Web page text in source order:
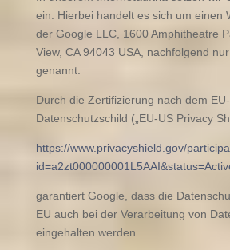
ein. Hierbei handelt es sich um einen
der Google LLC, 1600 Amphitheatre
View, CA 94043 USA, nachfolgend nur
genannt.
Durch die Zertifizierung nach dem
Datenschutzschild („EU-US Privacy
https://www.privacyshield.gov/
garantiert Google, dass die
EU auch bei der Verarbeitung von
eingehalten werden.